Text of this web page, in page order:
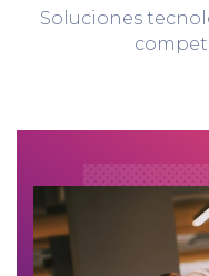
Soluciones